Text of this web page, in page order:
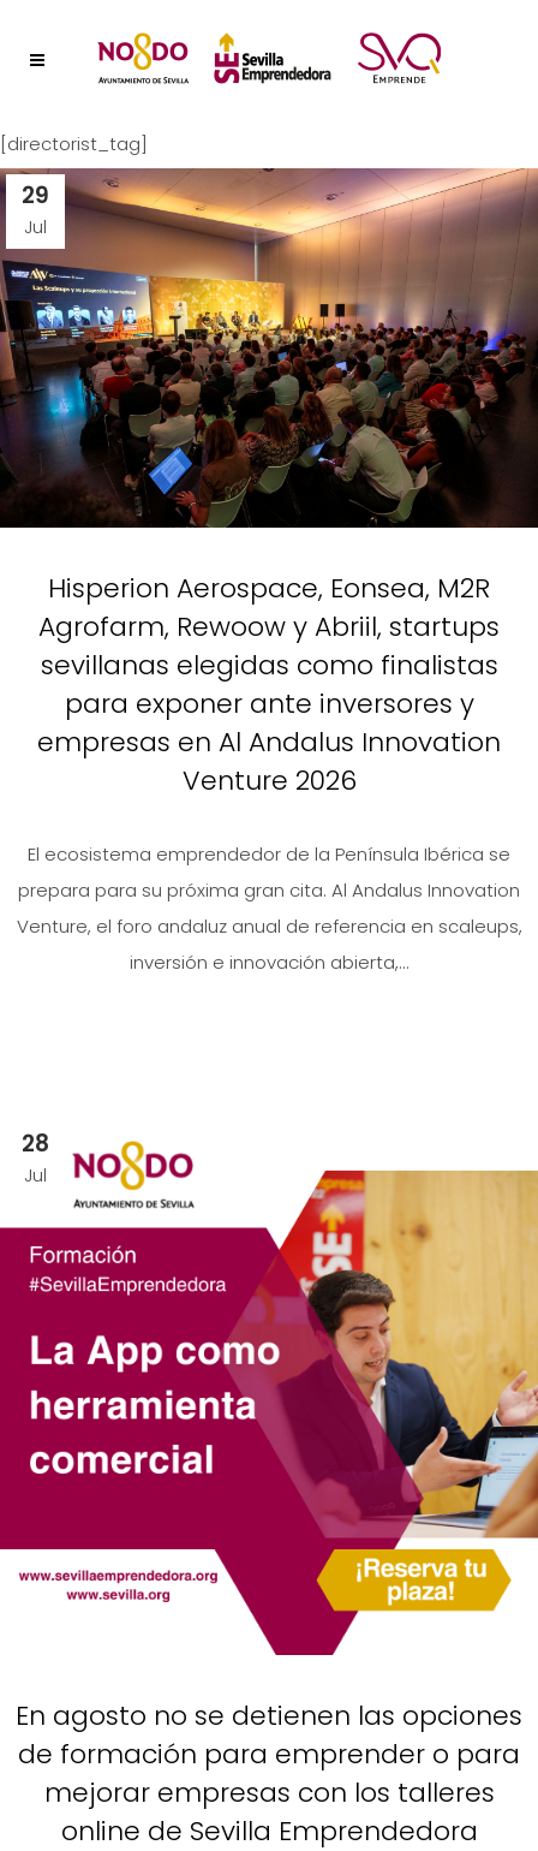
[directorist_tag]
29
Jul
Hisperion Aerospace, Eonsea, M2R
Agrofarm, Rewoow y Abriil, startups
sevillanas elegidas como finalistas
para exponer ante inversores y
empresas en Al Andalus Innovation
Venture 2026
El ecosistema emprendedor de la Península Ibérica se
prepara para su próxima gran cita. Al Andalus Innovation
Venture, el foro andaluz anual de referencia en scaleups,
inversión e innovación abierta,...
28
Jul
En agosto no se detienen las opciones
de formación para emprender o para
mejorar empresas con los talleres
online de Sevilla Emprendedora